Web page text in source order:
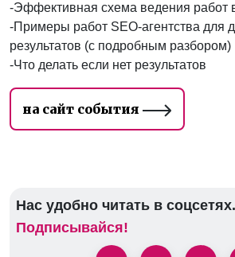
-Эффективная схема ведения работ
-Примеры работ SEO-агентства для
результатов (с подробным разбором)
-Что делать если нет результатов
на сайт события
Нас удобно читать в соцсетях.
Подписывайся!